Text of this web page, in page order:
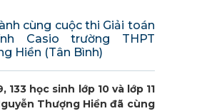
cùng cuộc thi Giải toán
Casio trường THPT
Hiền (Tân Bình)
133 học sinh lớp 10 và lớp 11
Thượng Hiền đã cùng